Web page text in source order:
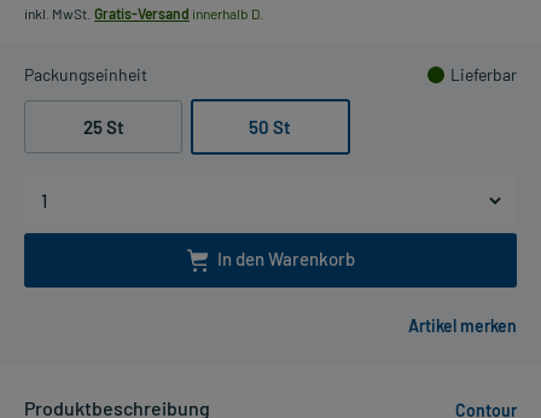
inkl. MwSt. Gratis-Versand innerhalb D.
Packungseinheit Lieferbar
25 St 50 St
In den Warenkorb
Produktbeschreibung
Contour